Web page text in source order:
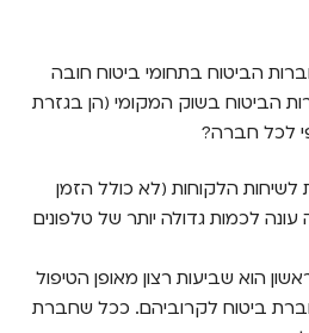
הביטוח בתחומי ביטוח חובה
הביטוח בשוק המקומי (הן בגזרת
לכל חברה?
אחוז השיחות בהן ניתן מענה אנושי תוך 3 דקות לשיחות הלקוחות (לא כולל הזמן
לכמות גדולה יותר של טלפונים
הוא שביעות רצון מאופן הטיפול
ביטוח לקרוביהם. ככל שחברת